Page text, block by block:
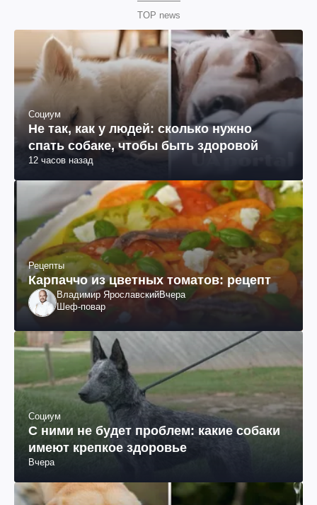
TOP news
Социум
Не так, как у людей: сколько нужно
спать собаке, чтобы быть здоровой
12 часов назад
Рецепты
Карпаччо из цветных томатов: рецепт
Владимир ЯрославскийВчера
Шеф-повар
Социум
С ними не будет проблем: какие собаки
имеют крепкое здоровье
Вчера